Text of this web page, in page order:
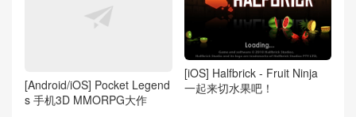
[Android/iOS] Pocket Legend
s 手机3D MMORPG大作
[iOS] Halfbrick - Fruit Ninja
一起来切水果吧！